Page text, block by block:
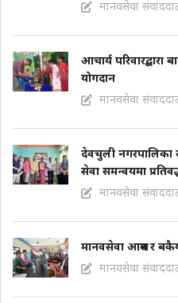
मानवसेवा
आचार्य
योगदान
मानवसेवा
देवचुली नगरपालिका र
सेवा समन्वयमा
मानवसेवा
मानवसेवा आश्रम र
मानवसेवा